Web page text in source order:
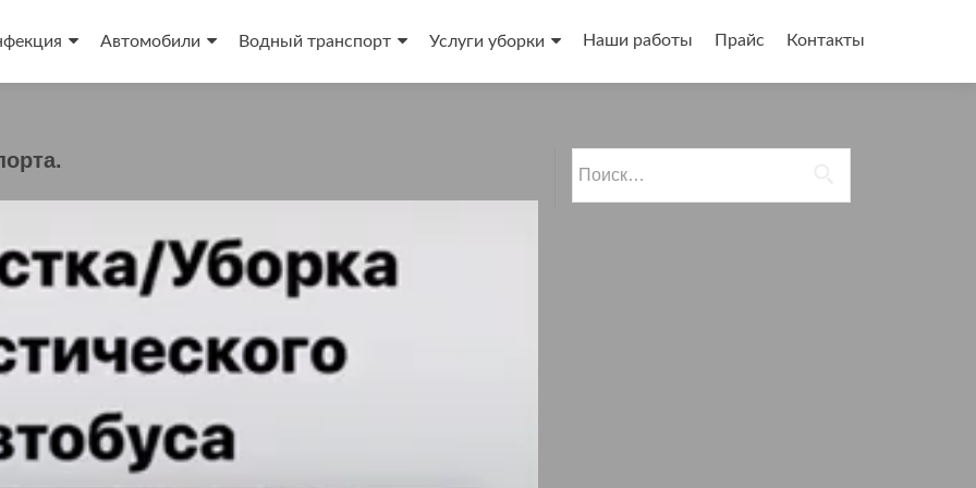
Автомобили Водный транспорт Услуги уборки Наши работы Прайс Контакты